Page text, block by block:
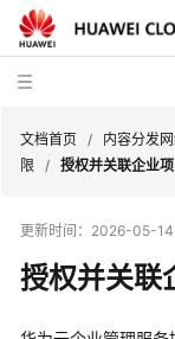
新
动
态
文档首页 / 内容分发
限
/ 授权并关联企业项
更新时间： 2026-05-
授权并关联